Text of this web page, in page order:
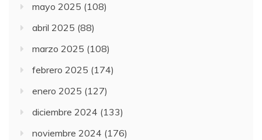
mayo 2025 (108)
abril 2025 (88)
marzo 2025 (108)
febrero 2025 (174)
enero 2025 (127)
diciembre 2024 (133)
noviembre 2024 (176)